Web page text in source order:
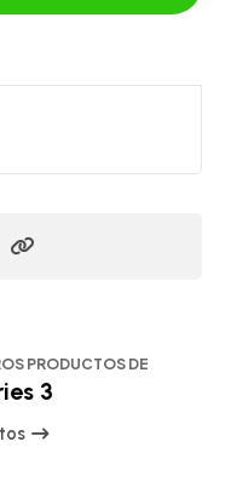
PRODUCTOS DE
3